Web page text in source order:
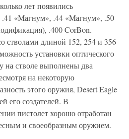
лет появились
«Магнум», .44 «Магнум», .50
.400 CorBon.
стволами длиной 152, 254 и 356
установки оптического
на стволе выполнены два
на некоторую
этого оружия, Desert Eagle
его создателей. В
пистолет хорошо отработан
и своеобразным оружием.